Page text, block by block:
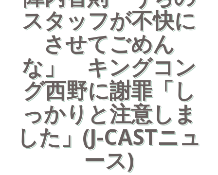
スタッフが不快に
させてごめん
な」 キングコン
グ西野に謝罪「し
っかりと注意しま
した」(J-CASTニュ
ース)